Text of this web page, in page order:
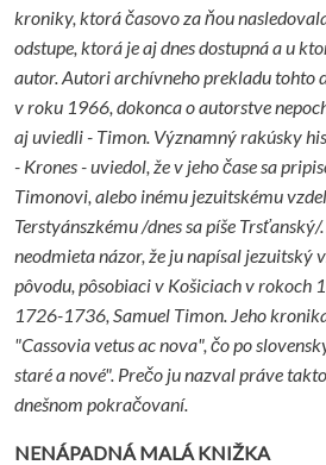
kroniky, ktorá časovo za ňou
odstupe, ktorá je aj dnes dostupná a u
autor. Autori archívneho prekladu tohto
v roku 1966, dokonca o autorstve
aj uviedli - Timon. Významný rakúsky
- Krones - uviedol, že v jeho čase sa
Timonovi, alebo inému jezuitskému
Terstyánszkému /dnes sa píše
neodmieta názor, že ju napísal jezuitský
pôvodu, pôsobiaci v Košiciach v rokoch
1726-1736, Samuel Timon. Jeho
"Cassovia vetus ac nova", čo po
staré a nové". Prečo ju nazval práve
dnešnom pokračovaní.
NENÁPADNÁ MALÁ KNIŽKA